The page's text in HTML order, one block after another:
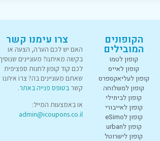
הקופונים
המובילים
קופון לטמו
קופון לאייס
קופון לעליאקספרס
קופון למשלוחה
קופון לביתילי
קופון לאייבורי
קופון לeSimo
קופון לurban
קופון לישרוטל
צרו עימנו קשר
האם יש לכם הערה, הצעה או
בקשה מאיתנו? מעוניינים
לכם קוד קופון לחנות ספציפית
שאתם מעוניינים בה? צרו איתנו
קשר בטופס פנייה באתר.
או באמצעות המייל:
admin@icoupons.co.il